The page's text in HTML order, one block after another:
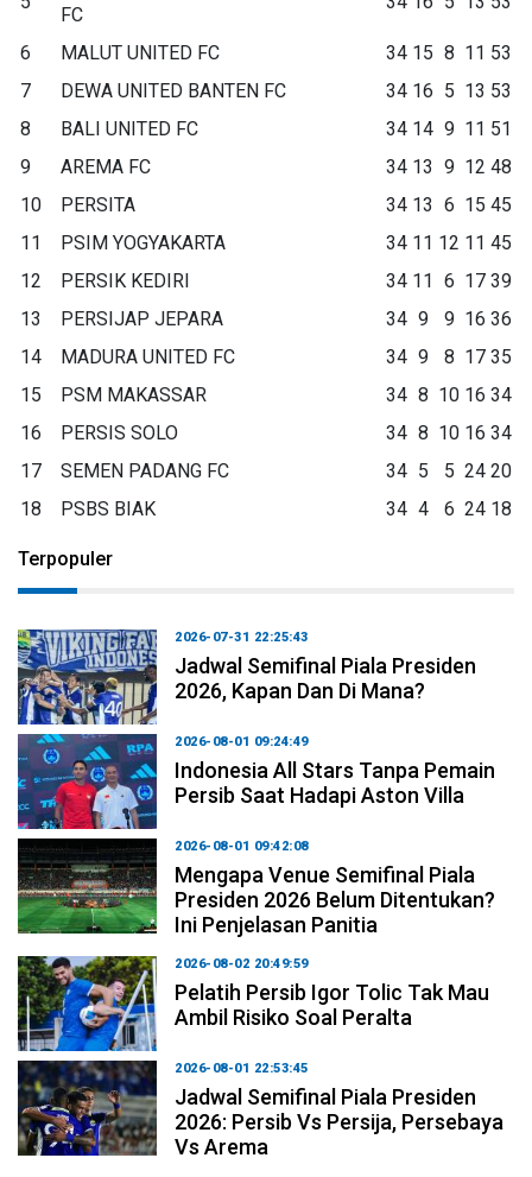
FC
6 MALUT UNITED FC 34 15 8 11 53
7
DEWA UNITED BANTEN FC 34 16 5 13 53
8
BALI UNITED FC 34 14 9 11 51
9
AREMA FC 34 13 9 12 48
10
PERSITA 34 13 6 15 45
11
PSIM YOGYAKARTA 34 11 12 11 45
12
PERSIK KEDIRI 34 11 6 17 39
13
PERSIJAP JEPARA 34 9 9 16 36
14
MADURA UNITED FC 34 9 8 17 35
15
PSM MAKASSAR 34 8 10 16 34
16
PERSIS SOLO 34 8 10 16 34
17
SEMEN PADANG FC 34 5 5 24 20
18
PSBS BIAK 34 4 6 24 18
Terpopuler
2026-07-31 22:25:43
Jadwal Semifinal Piala Presiden
2026, Kapan Dan Di Mana?
2026-08-01 09:24:49
Indonesia All Stars Tanpa Pemain
Persib Saat Hadapi Aston Villa
2026-08-01 09:42:08
Mengapa Venue Semifinal Piala
Presiden 2026 Belum Ditentukan?
Ini Penjelasan Panitia
2026-08-02 20:49:59
Pelatih Persib Igor Tolic Tak Mau
Ambil Risiko Soal Peralta
2026-08-01 22:53:45
Jadwal Semifinal Piala Presiden
2026: Persib Vs Persija, Persebaya
Vs Arema